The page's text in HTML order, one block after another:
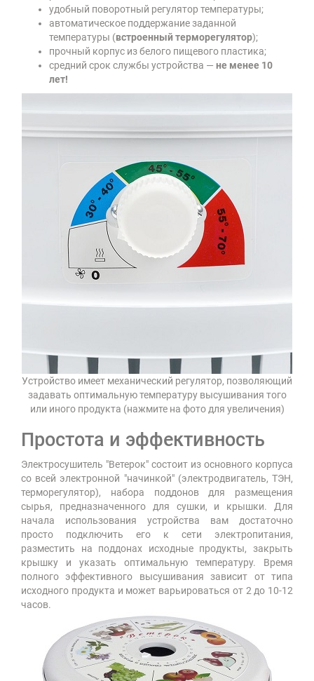
удобный поворотный регулятор температуры;
автоматическое поддержание заданной
температуры (встроенный терморегулятор);
прочный корпус из белого пищевого пластика;
средний срок службы устройства — не менее 10
лет!
Устройство имеет механический регулятор, позволяющий
задавать оптимальную температуру высушивания того
или иного продукта (нажмите на фото для увеличения)
Простота и эффективность
Электросушитель "Ветерок" состоит из основного корпуса
со всей электронной "начинкой" (электродвигатель, ТЭН,
терморегулятор), набора поддонов для размещения
сырья, предназначенного для сушки, и крышки. Для
начала использования устройства вам достаточно
просто подключить его к сети электропитания,
разместить на поддонах исходные продукты, закрыть
крышку и указать оптимальную температуру. Время
полного эффективного высушивания зависит от типа
исходного продукта и может варьироваться от 2 до 10-12
часов.